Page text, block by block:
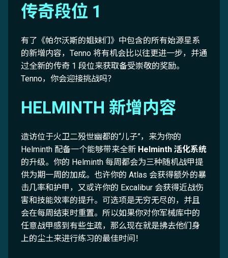
传奇段位 1
有了《帕尔沃斯的姐妹们》中包含的所有始源星系
的新增内容，Tenno 将有机会比以往更进一步，并通
过全新的传奇 1 段位来获取备受崇敬的奖励。
Tenno，你会迎接挑战吗？
HELMINTH 新增内容
造访位于火卫二殁世幽都的“儿子”，来为你的
Helminth 配备一个能够带来全新 Helminth 活化系统
的升级。你的 Helminth 每周都会为三种随机战甲提
供为期一周的加成。也许你的 Atlas 会获得额外的暴
击几率和护甲，又或许你的 Excalibur 会获得近战伤
害和技能效率的提升。可选项是无穷无尽的，并且
会在每周结束时重置。所以如果你对你军械库中的
任意战甲感到有些生疏，那么现在就是拂去他们身
上的尘土来进行练习的最佳时间！